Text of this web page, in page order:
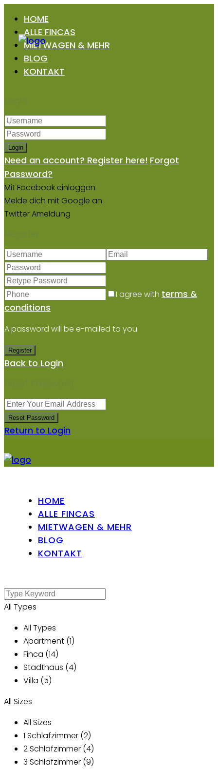
HOME
ALLE FINCAS
MIETWAGEN & MEHR
BLOG
KONTAKT
Login
Login
Need an account? Register here! Forgot
Password?
Mit Facebook einloggen
Melde dich mit Google an
Twitter Ameldung
Register
I agree with terms &
conditions
A password will be e-mailed to you
Register
Back to Login
Reset Password
Reset Password
Return to Login
HOME
ALLE FINCAS
MIETWAGEN & MEHR
BLOG
KONTAKT
All Types
All Types
Apartment (1)
Finca (14)
Stadthaus (4)
Villa (5)
All Sizes
All Sizes
1 Schlafzimmer (2)
2 Schlafzimmer (4)
3 Schlafzimmer (9)